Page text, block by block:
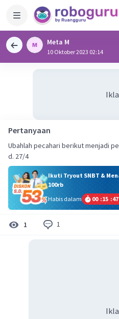
Meta M
10 Oktober 2023 02:14
Pertanyaan
Ubahlah pecahari berikut menjadi
d. 27/4
Ikuti Tryout SNBT &
100rb
Habis dalam
00 :15 :47
1 1